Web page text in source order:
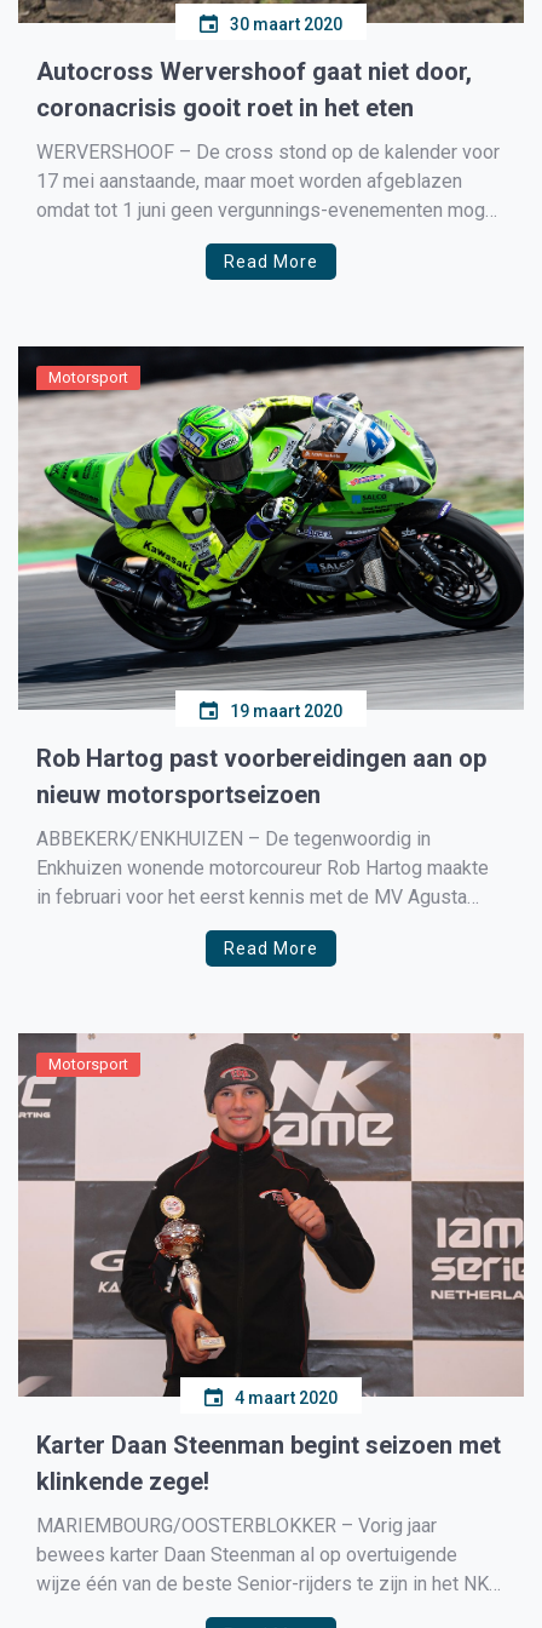
30 maart 2020
Autocross Wervershoof gaat niet door,
coronacrisis gooit roet in het eten
WERVERSHOOF – De cross stond op de kalender voor
17 mei aanstaande, maar moet worden afgeblazen
omdat tot 1 juni geen vergunnings-evenementen mogen
plaatsvinden. Het bestuur kon dus ook niet anders
beslissen dan het af te blazen. Wel gaat de organisatie
Read More
Motorsport
19 maart 2020
Rob Hartog past voorbereidingen aan op
nieuw motorsportseizoen
ABBEKERK/ENKHUIZEN – De tegenwoordig in
Enkhuizen wonende motorcoureur Rob Hartog maakte
in februari voor het eerst kennis met de MV Agusta
waarmee hij komend seizoen gaat rijden in het British
Supersport kampioenschap. Vanwege de corona-
Read More
Motorsport
4 maart 2020
Karter Daan Steenman begint seizoen met
klinkende zege!
MARIEMBOURG/OOSTERBLOKKER – Vorig jaar
bewees karter Daan Steenman al op overtuigende
wijze één van de beste Senior-rijders te zijn in het NK
IAME X30, zondag deed hij dat weer door de eerste